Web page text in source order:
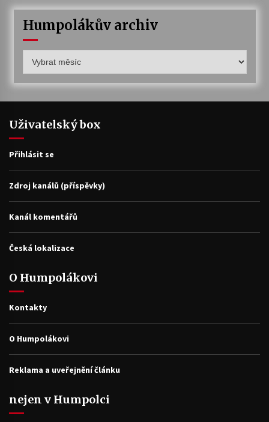
Humpolákův archiv
archiv
Uživatelský box
Přihlásit se
Zdroj kanálů (příspěvky)
Kanál komentářů
Česká lokalizace
O Humpolákovi
Kontakty
O Humpolákovi
Reklama a uveřejnění článku
nejen v Humpolci